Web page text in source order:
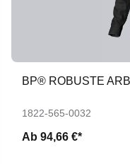
BP® ROBUSTE
1822-565-0032
Ab 94,66 €*